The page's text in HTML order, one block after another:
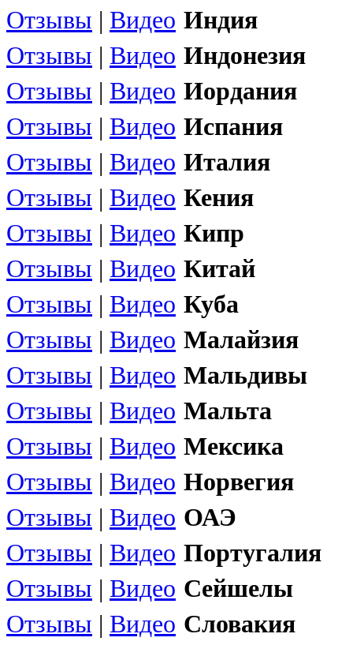
Отзывы | Видео Индия
Отзывы | Видео Индонезия
Отзывы | Видео Иордания
Отзывы | Видео Испания
Отзывы | Видео Италия
Отзывы | Видео Кения
Отзывы | Видео Кипр
Отзывы | Видео Китай
Отзывы | Видео Куба
Отзывы | Видео Малайзия
Отзывы | Видео Мальдивы
Отзывы | Видео Мальта
Отзывы | Видео Мексика
Отзывы | Видео Норвегия
Отзывы | Видео ОАЭ
Отзывы | Видео Португалия
Отзывы | Видео Сейшелы
Отзывы | Видео Словакия